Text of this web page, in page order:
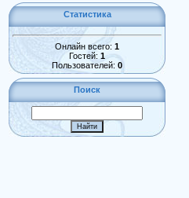
Статистика
Онлайн всего: 1
Гостей: 1
Пользователей: 0
Поиск